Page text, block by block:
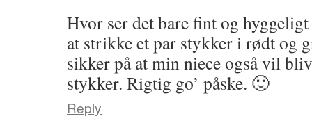
Hvor ser det bare fint og
at strikke et par stykker i rødt og
sikker på at min niece også vil
stykker. Rigtig go’ påske. 🙂
Reply